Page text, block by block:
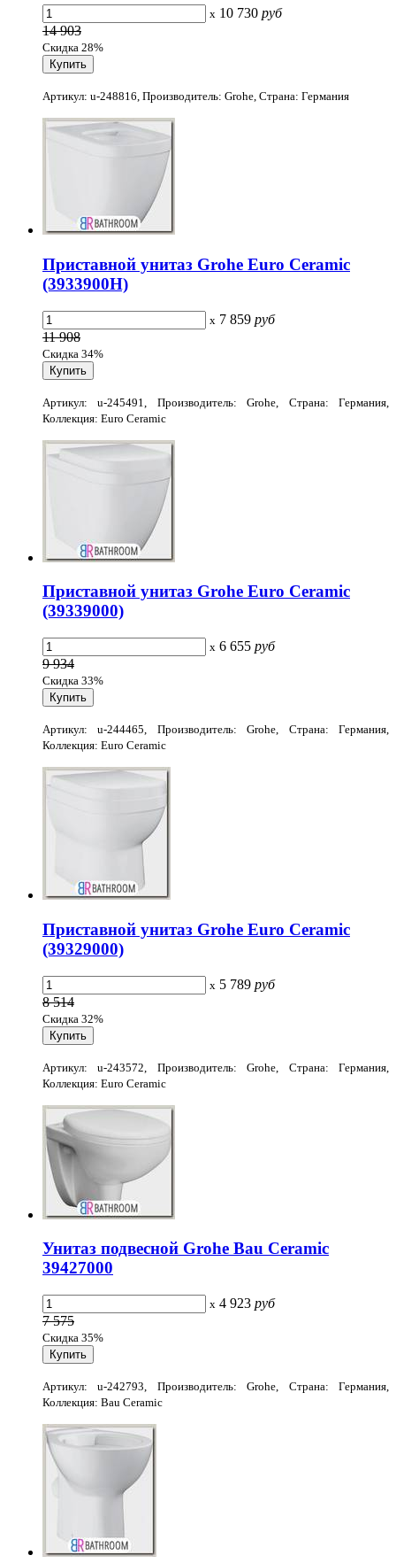
x 10 730 руб
14 903
Скидка 28%
Артикул: u-248816, Производитель: Grohe, Страна: Германия
Приставной унитаз Grohe Euro Ceramic
(3933900H)
x 7 859 руб
11 908
Скидка 34%
Артикул: u-245491, Производитель: Grohe, Страна: Германия,
Коллекция: Euro Ceramic
Приставной унитаз Grohe Euro Ceramic
(39339000)
x 6 655 руб
9 934
Скидка 33%
Артикул: u-244465, Производитель: Grohe, Страна: Германия,
Коллекция: Euro Ceramic
Приставной унитаз Grohe Euro Ceramic
(39329000)
x 5 789 руб
8 514
Скидка 32%
Артикул: u-243572, Производитель: Grohe, Страна: Германия,
Коллекция: Euro Ceramic
Унитаз подвесной Grohe Bau Ceramic
39427000
x 4 923 руб
7 575
Скидка 35%
Артикул: u-242793, Производитель: Grohe, Страна: Германия,
Коллекция: Bau Ceramic